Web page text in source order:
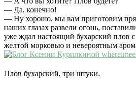
— Да, конечно!
— Ну хорошо, мы вам приготовим
наших глазах развели огонь,
уже ждал настоящий бухарский плов
желтой морковью и невероятным
Плов бухарский, три штуки.